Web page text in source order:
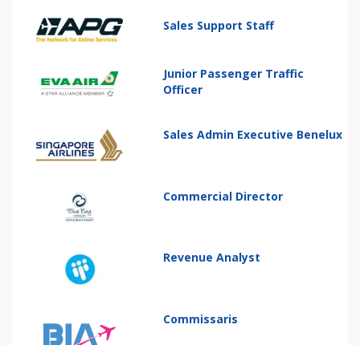
Sales Support Staff
Junior Passenger Traffic
Officer
Sales Admin Executive Benelux
Commercial Director
Revenue Analyst
Commissaris